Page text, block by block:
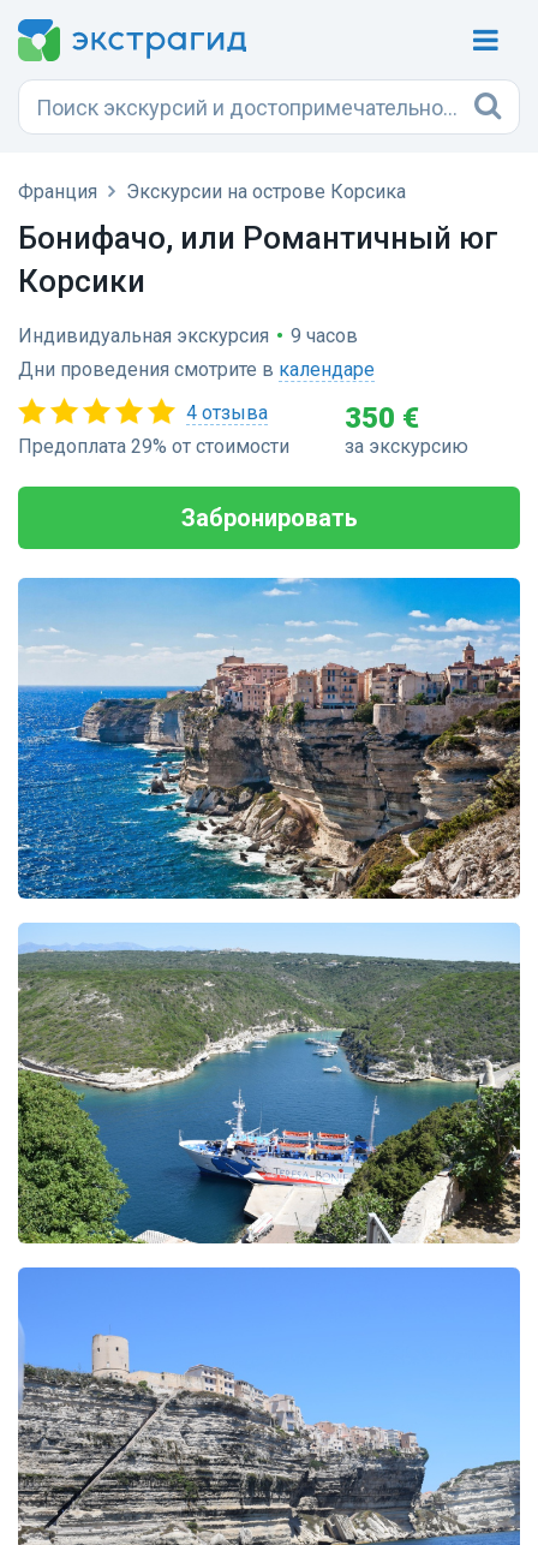
Франция Экскурсии на острове Корсика
Бонифачо, или Романтичный юг
Корсики
Индивидуальная экскурсия • 9 часов
Дни проведения смотрите в календаре
4 отзыва
Предоплата 29% от стоимости
350 €
за экскурсию
Забронировать